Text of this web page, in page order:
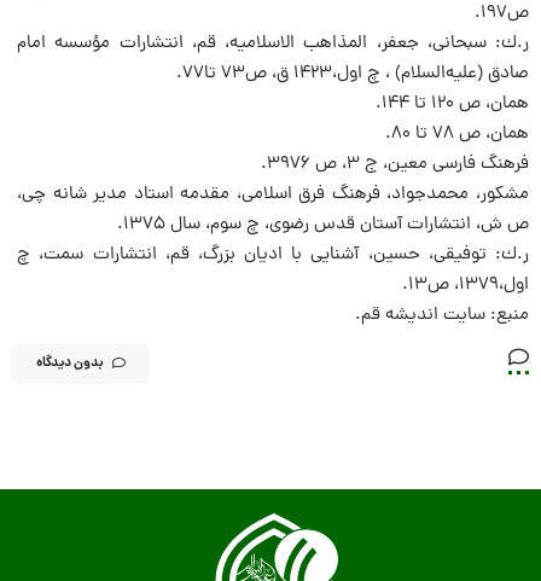
ص197.
ر.ك: سبحانی، جعفر، المذاهب الاسلامیه، قم، انتشارات مؤسسه امام
صادق (علیه‌السلام) ، چ اول،1423 ق، ص73 تا77.
همان، ص 120 تا 144.
همان، ص 78 تا 80.
فرهنگ فارسی معین، ج 3، ص 3976.
مشكور، محمدجواد، فرهنگ فرق اسلامی، مقدمه استاد مدیر شانه چی،
ص ش، انتشارات آستان قدس رضوی، چ سوم، سال 1375.
ر.ك: توفیقی، حسین، آشنایی با ادیان بزرگ، قم، انتشارات سمت، چ
اول،1379، ص13.
منبع: سایت اندیشه قم.
بدون دیدگاه